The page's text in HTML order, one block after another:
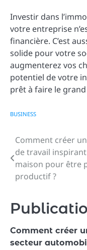
Investir dans
votre entreprise
financière. C’est
solide pour votre
augmenterez vos
potentiel de votre
prêt à faire le grand
BUSINESS
Navigation
de
l’article
Comment créer
de travail
maison pour être
productif ?
Comment créer
secteur